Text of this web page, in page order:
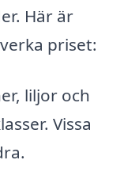
Här är
priset:
liljor och
Vissa